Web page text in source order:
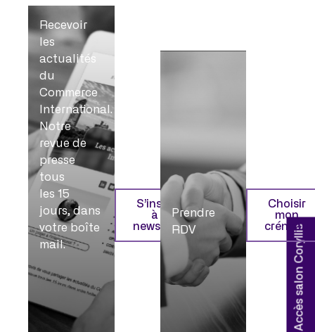
Accès salon Coryllis
Recevoir
les
actualités
du
Commerce
International.
Notre
revue de
presse
tous
les 15
jours, dans
votre boîte
mail.
S’inscrire
à la
newsletter
Prendre
RDV
Choisir
mon
créneau